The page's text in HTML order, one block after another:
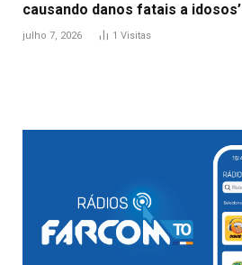
causando danos fatais a idosos’
julho 7, 2026 1 Visitas